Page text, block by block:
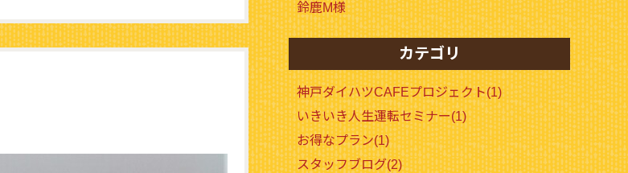
鈴鹿M様
カテゴリ
神戸ダイハツCAFEプロジェクト(1)
いきいき人生運転セミナー(1)
お得なプラン(1)
スタッフブログ(2)